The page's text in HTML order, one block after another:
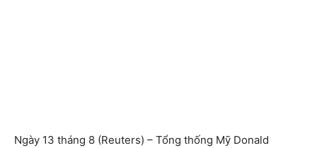
Ngày 13 tháng 8 (Reuters) – Tổng thống Mỹ Donald